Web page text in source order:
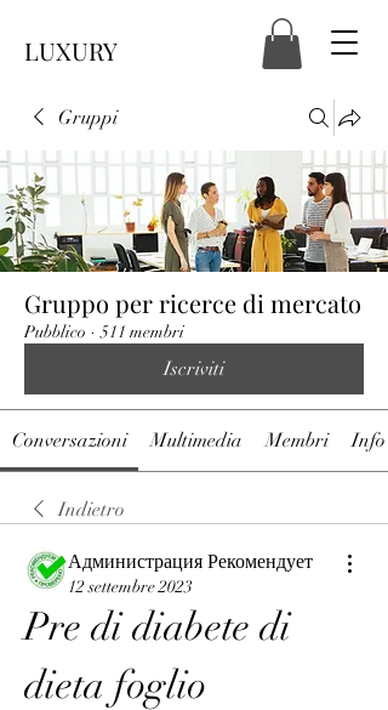
LUXURY
Gruppi
Gruppo per ricerce di mercato
Pubblico · 511 membri
Iscriviti
Conversazioni Multimedia Membri Info
Indietro
Администрация Рекомендует
12 settembre 2023
Pre di diabete di
dieta foglio